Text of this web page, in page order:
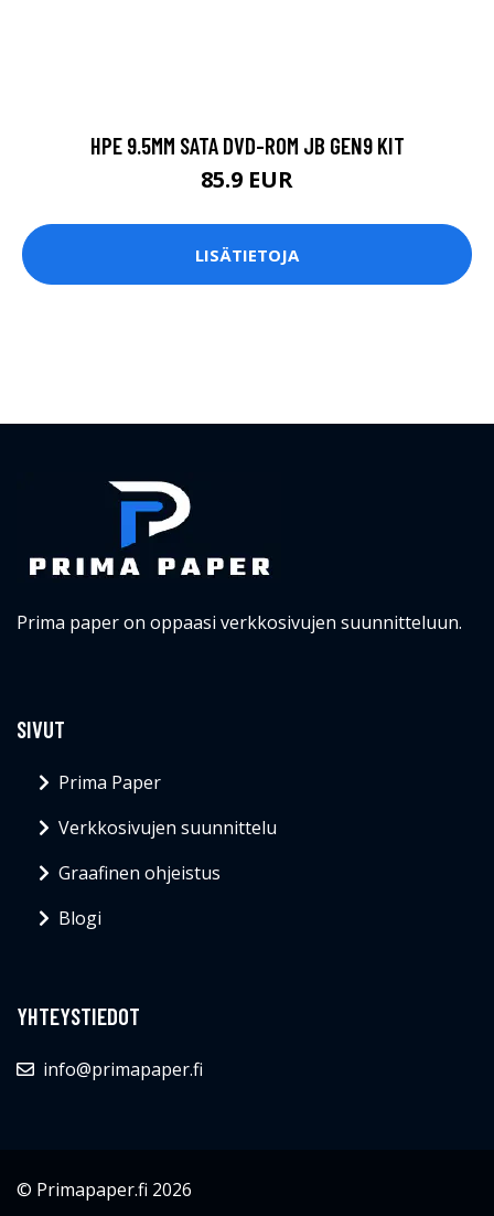
HPE 9.5MM SATA DVD-ROM JB GEN9 KIT
85.9 EUR
LISÄTIETOJA
Prima paper on oppaasi verkkosivujen suunnitteluun.
SIVUT
Prima Paper
Verkkosivujen suunnittelu
Graafinen ohjeistus
Blogi
YHTEYSTIEDOT
info@primapaper.fi
© Primapaper.fi 2026